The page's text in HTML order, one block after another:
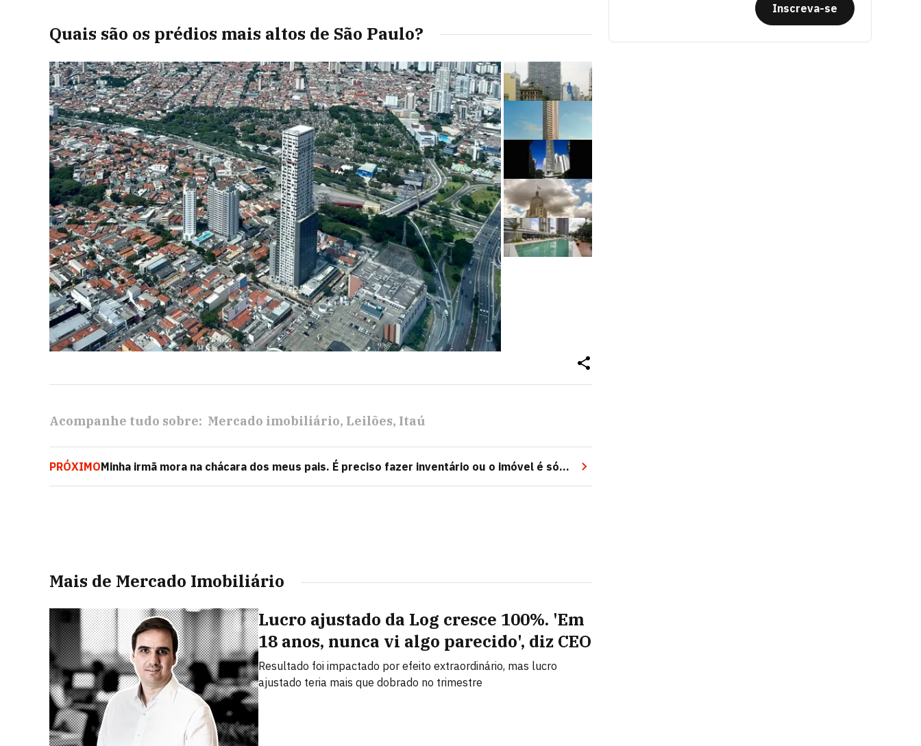
Quais são os prédios mais altos de São Paulo?
Acompanhe tudo sobre: Mercado imobiliário Leilões Itaú
PRÓXIMOMinha irmã mora na chácara dos meus pais. É preciso fazer inventário ou o imóvel é só
dela?
Mais de Mercado Imobiliário
Lucro ajustado da Log cresce 100%. 'Em
18 anos, nunca vi algo parecido', diz CEO
Resultado foi impactado por efeito extraordinário, mas lucro
ajustado teria mais que dobrado no trimestre
Inscreva-se